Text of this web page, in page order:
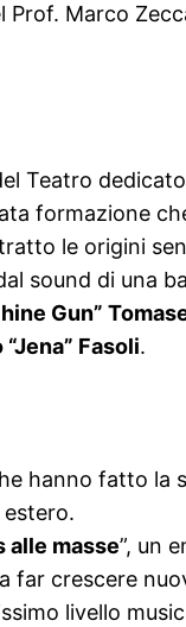
Marco
Teatro
formazione
le origini
sound di una
Gun”
Fasoli.
hanno fatto la
alle masse”, un
crescere
livello